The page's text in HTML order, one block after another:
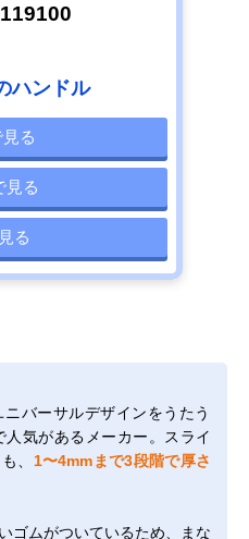
ハンドル
る
見る
る
バーサルデザインをうたう
気があるメーカー。スライ
、 1〜4mmまで3段階で厚さ
ゴムがついているため、まな